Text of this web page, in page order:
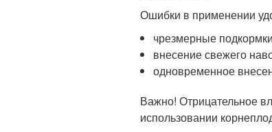
Ошибки в применении
чрезмерные
внесение свежего
одновременное
Важно! Отрицательное
использовании